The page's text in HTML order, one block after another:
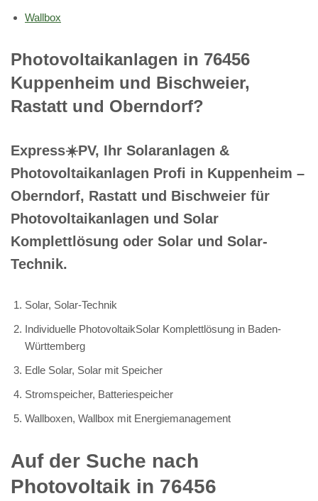
Wallbox
Photovoltaikanlagen in 76456
Kuppenheim und Bischweier,
Rastatt und Oberndorf?
Express☀️PV️, Ihr Solaranlagen &
Photovoltaikanlagen Profi in Kuppenheim –
Oberndorf, Rastatt und Bischweier für
Photovoltaikanlagen und Solar
Komplettlösung oder Solar und Solar-
Technik.
Solar, Solar-Technik
Individuelle PhotovoltaikSolar Komplettlösung in Baden-
Württemberg
Edle Solar, Solar mit Speicher
Stromspeicher, Batteriespeicher
Wallboxen, Wallbox mit Energiemanagement
Auf der Suche nach
Photovoltaik in 76456